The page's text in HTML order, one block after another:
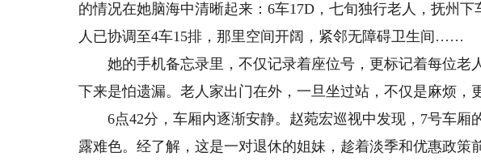
的情况在她脑海中清晰起来：6车17D，七旬独行老人，抚州
人已协调至4车15排，那里空间开阔，紧邻无障碍卫生间……
她的手机备忘录里，不仅记录着座位号，更标记着每位老
下来是怕遗漏。老人家出门在外，一旦坐过站，不仅是麻烦，
6点42分，车厢内逐渐安静。赵菀宏巡视中发现，7号车厢
露难色。经了解，这是一对退休的姐妹，趁着淡季和优惠政策